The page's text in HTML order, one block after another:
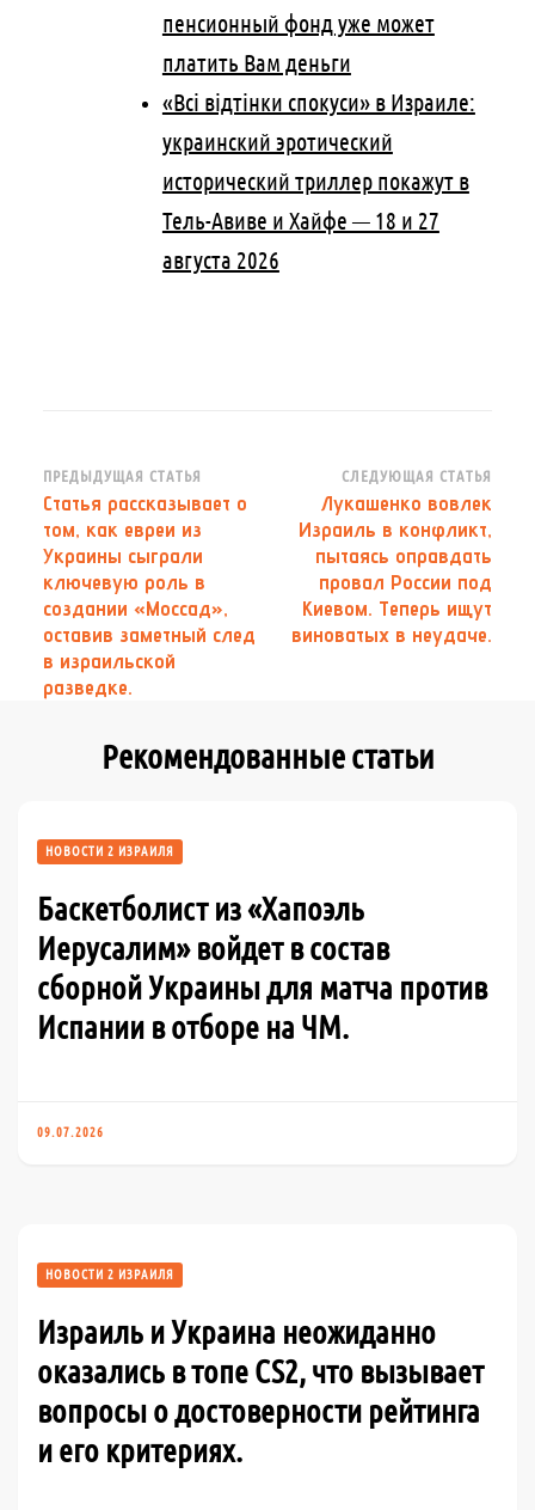
пенсионный фонд уже может
платить Вам деньги
«Всі відтінки спокуси» в Израиле:
украинский эротический
исторический триллер покажут в
Тель-Авиве и Хайфе — 18 и 27
августа 2026
Навигация
по
записям
ПРЕДЫДУЩАЯ СТАТЬЯ
Статья рассказывает о
том, как евреи из
Украины сыграли
ключевую роль в
создании «Моссад»,
оставив заметный след
в израильской
разведке.
СЛЕДУЮЩАЯ СТАТЬЯ
Лукашенко вовлек
Израиль в конфликт,
пытаясь оправдать
провал России под
Киевом. Теперь ищут
виноватых в неудаче.
Рекомендованные статьи
НОВОСТИ 2 ИЗРАИЛЯ
Баскетболист из «Хапоэль
Иерусалим» войдет в состав
сборной Украины для матча против
Испании в отборе на ЧМ.
09.07.2026
НОВОСТИ 2 ИЗРАИЛЯ
Израиль и Украина неожиданно
оказались в топе CS2, что вызывает
вопросы о достоверности рейтинга
и его критериях.